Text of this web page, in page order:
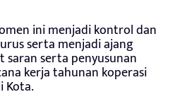
ini menjadi kontrol dan
serta menjadi ajang
serta penyusunan
kerja tahunan koperasi
Kota.